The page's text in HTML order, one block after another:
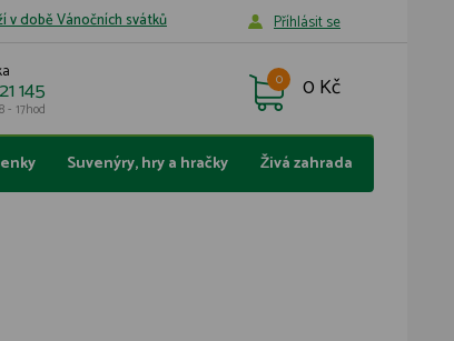
v době Vánočních svátků Příhlásit se
145
- 17hod
0 Kč
0
Suvenýry, hry a hračky Živá zahrada